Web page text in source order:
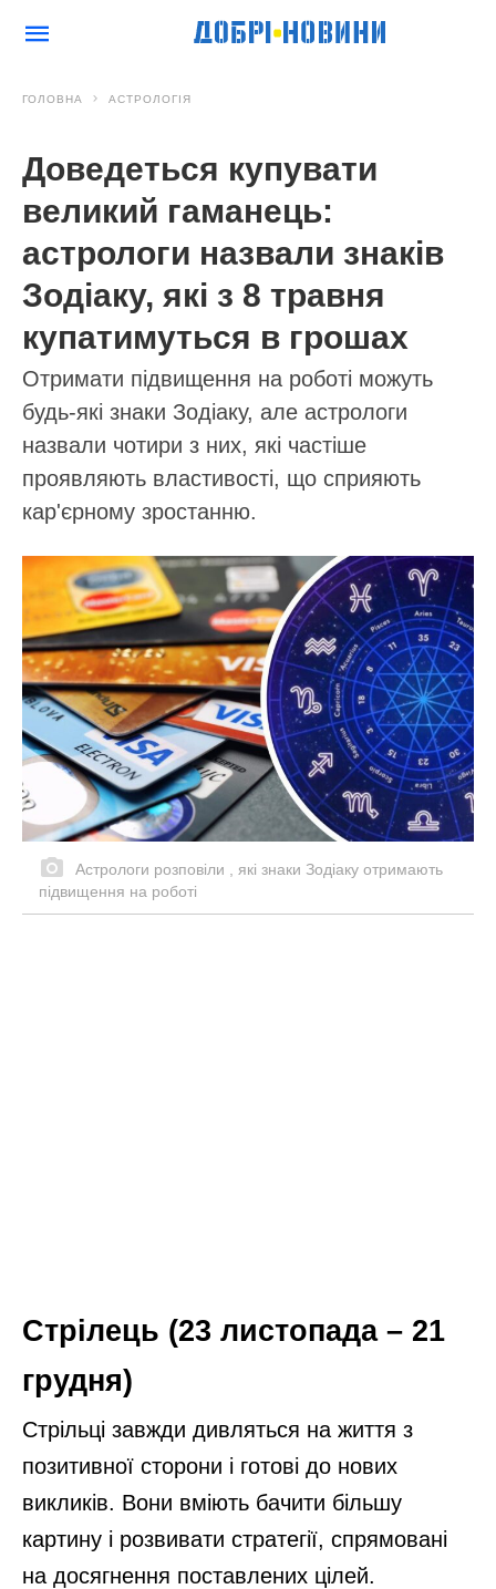
ГОЛОВНА АСТРОЛОГІЯ
Доведеться купувати
великий гаманець:
астрологи назвали знаків
Зодіаку, які з 8 травня
купатимуться в грошах
Отримати підвищення на роботі можуть
будь-які знаки Зодіаку, але астрологи
назвали чотири з них, які частіше
проявляють властивості, що сприяють
кар'єрному зростанню.
Астрологи розповіли , які знаки Зодіаку отримають
підвищення на роботі
Стрілець (23 листопада – 21
грудня)
Стрільці завжди дивляться на життя з
позитивної сторони і готові до нових
викликів. Вони вміють бачити більшу
картину і розвивати стратегії, спрямовані
на досягнення поставлених цілей.